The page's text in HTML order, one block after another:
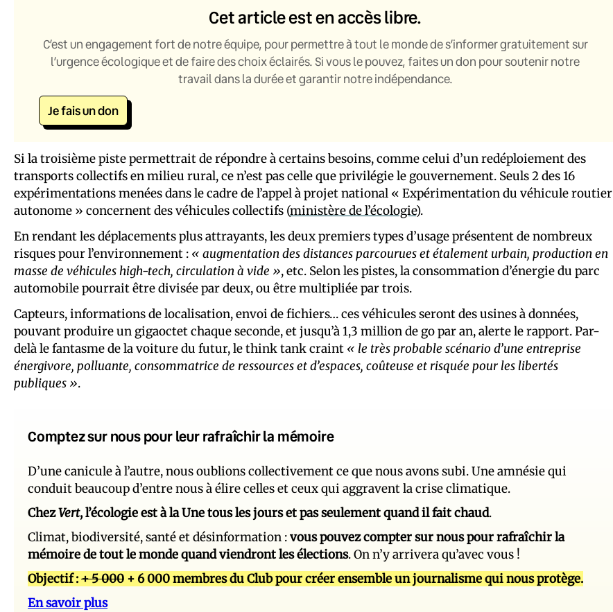
Cet article est en accès libre.
C’est un engagement fort de notre équipe, pour permettre à tout le monde de s’informer gratuitement sur
l’urgence écologique et de faire des choix éclairés. Si vous le pouvez, faites un don pour soutenir notre
travail dans la durée et garantir notre indépendance.
Je fais un don
Si la troisième piste permettrait de répondre à certains besoins, comme celui d’un redéploiement des
transports collectifs en milieu rural, ce n’est pas celle que privilégie le gouvernement. Seuls 2 des 16
expérimentations menées dans le cadre de l’appel à projet national « Expérimentation du véhicule routier
autonome » concernent des véhicules collectifs (ministère de l’écologie).
En rendant les déplacements plus attrayants, les deux premiers types d’usage présentent de nombreux
risques pour l’environnement : « augmentation des distances parcourues et étalement urbain, production en
masse de véhicules high-tech, circulation à vide », etc. Selon les pistes, la consommation d’énergie du parc
automobile pourrait être divisée par deux, ou être multipliée par trois.
Capteurs, informations de localisation, envoi de fichiers… ces véhicules seront des usines à données,
pouvant produire un gigaoctet chaque seconde, et jusqu’à 1,3 million de go par an, alerte le rapport. Par-
delà le fantasme de la voiture du futur, le think tank craint « le très probable scénario d’une entreprise
énergivore, polluante, consommatrice de ressources et d’espaces, coûteuse et risquée pour les libertés
publiques ».
Comptez sur nous pour leur rafraîchir la mémoire
D’une canicule à l’autre, nous oublions collectivement ce que nous avons subi. Une amnésie qui
conduit beaucoup d’entre nous à élire celles et ceux qui aggravent la crise climatique.
ChezVert, l’écologie est à la Une tous les jours et pas seulement quand il fait chaud.
Climat, biodiversité, santé et désinformation :vous pouvez compter sur nous pour rafraîchir la
mémoire de tout le monde quand viendront les élections. On n’y arrivera qu’avec vous !
Objectif :+ 5 000 + 6 000 membres du Club pour créer ensemble un journalisme qui nous protège.
En savoir plus